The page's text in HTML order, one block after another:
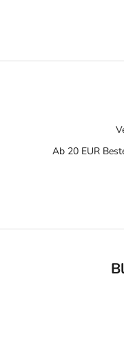
Ab 20 EUR